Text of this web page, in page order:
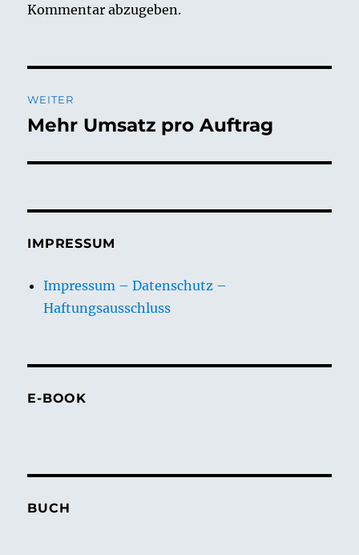
Kommentar abzugeben.
WEITER
Nächster
Mehr Umsatz pro Auftrag
IMPRESSUM
Impressum – Datenschutz –
Haftungsausschluss
E-BOOK
BUCH